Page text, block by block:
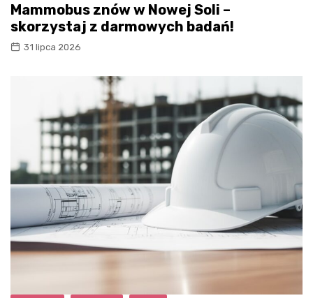
Mammobus znów w Nowej Soli –
skorzystaj z darmowych badań!
31 lipca 2026